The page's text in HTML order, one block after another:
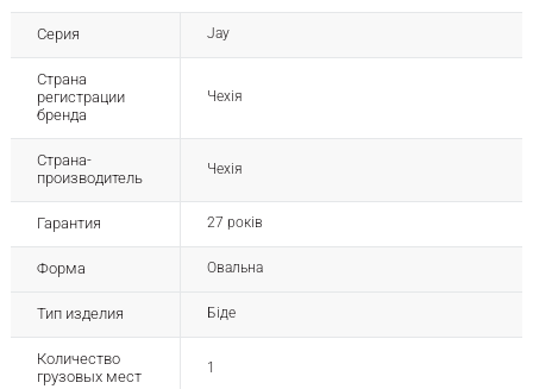
Серия Jay
Страна
регистрации
бренда
Чехія
Страна-
производитель
Чехія
Гарантия 27 років
Форма Овальна
Тип изделия Біде
Количество
грузовых мест
1